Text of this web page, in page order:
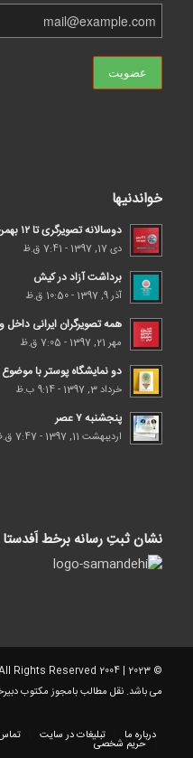
خواندنیها
دوسالانه تصویرگری تا ۱۲ بهمن تمدید شد
دی 17, 1397 - 7:41 ق.ظ
برداشت آزاد در کیش
آذر 9, 1397 - 10:50 ق.ظ
همه تصویرگران ایرانی داخل
مهر 21, 1397 - 7:05 ق.ظ
دو نمایشگاه پوستر با
خرداد 3, 1397 - 9:14 ب.ظ
پنجشنبه ۷ عصر
اردیبهشت 11, 1397 - 7:47 ق.ظ
نشان ثبتِ رسانه برخط اَفدستا
می باشد. نقل مطالب بامجوز مکتوب
درباره ما تبلیغات در سایت
حریم شخصی